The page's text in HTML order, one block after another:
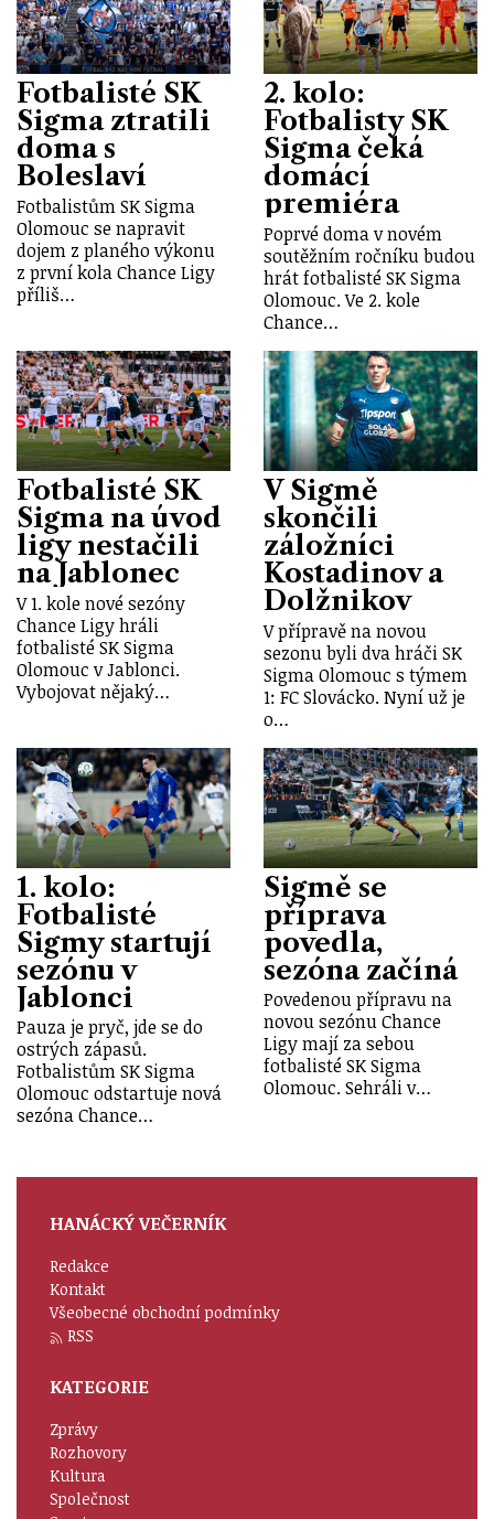
Fotbalisté SK
Sigma ztratili
doma s
Boleslaví
Fotbalistům SK Sigma
Olomouc se napravit
dojem z planého výkonu
z první kola Chance Ligy
příliš…
2. kolo:
Fotbalisty SK
Sigma čeká
domácí
premiéra
Poprvé doma v novém
soutěžním ročníku budou
hrát fotbalisté SK Sigma
Olomouc. Ve 2. kole
Chance…
Fotbalisté SK
Sigma na úvod
ligy nestačili
na Jablonec
V 1. kole nové sezóny
Chance Ligy hráli
fotbalisté SK Sigma
Olomouc v Jablonci.
Vybojovat nějaký…
V Sigmě
skončili
záložníci
Kostadinov a
Dolžnikov
V přípravě na novou
sezonu byli dva hráči SK
Sigma Olomouc s týmem
1: FC Slovácko. Nyní už je
o…
1. kolo:
Fotbalisté
Sigmy startují
sezónu v
Jablonci
Pauza je pryč, jde se do
ostrých zápasů.
Fotbalistům SK Sigma
Olomouc odstartuje nová
sezóna Chance…
Sigmě se
příprava
povedla,
sezóna začíná
Povedenou přípravu na
novou sezónu Chance
Ligy mají za sebou
fotbalisté SK Sigma
Olomouc. Sehráli v…
HANÁCKÝ VEČERNÍK
Redakce
Kontakt
Všeobecné obchodní podmínky
RSS
KATEGORIE
Zprávy
Rozhovory
Kultura
Společnost